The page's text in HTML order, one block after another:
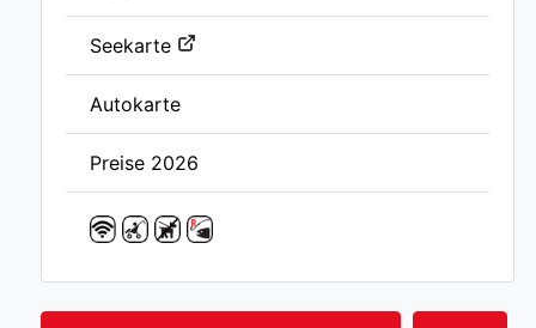
Seekarte
Autokarte
Preise 2026